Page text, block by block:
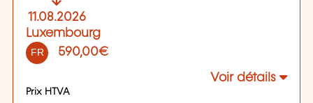
11.08.2026
Luxembourg
FR 590,00€
Voir détails
Prix HTVA